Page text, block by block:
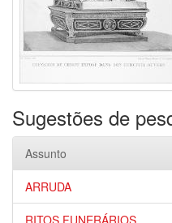
Sugestões de
Assunto
ARRUDA
RITOS FUNERÁRIOS